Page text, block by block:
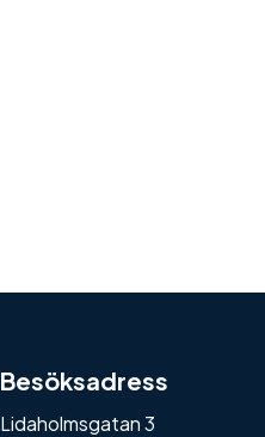
Besöksadress
Lidaholmsgatan 3